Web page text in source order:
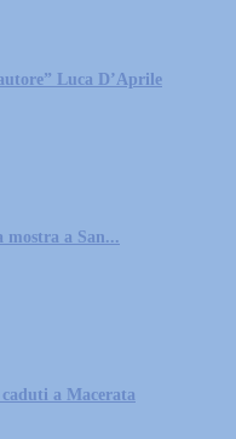
Luca D’Aprile
mostra a San...
a Macerata